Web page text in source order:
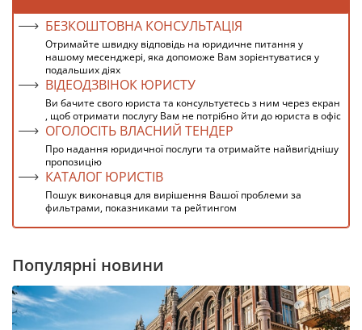
БЕЗКОШТОВНА КОНСУЛЬТАЦІЯ
Отримайте швидку відповідь на юридичне питання у
нашому месенджері, яка допоможе Вам зорієнтуватися у
подальших діях
ВІДЕОДЗВІНОК ЮРИСТУ
Ви бачите свого юриста та консультуєтесь з ним через екран
, щоб отримати послугу Вам не потрібно йти до юриста в офіс
ОГОЛОСІТЬ ВЛАСНИЙ ТЕНДЕР
Про надання юридичної послуги та отримайте найвигіднішу
пропозицію
КАТАЛОГ ЮРИСТІВ
Пошук виконавця для вирішення Вашої проблеми за
фильтрами, показниками та рейтингом
Популярні новини